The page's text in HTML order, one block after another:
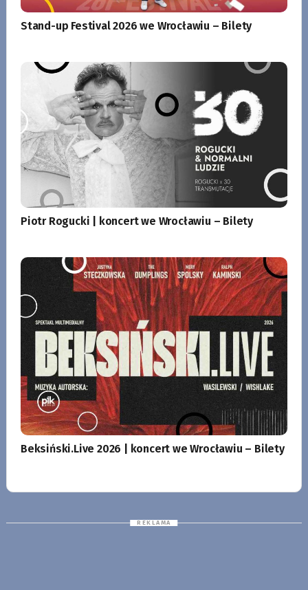
Stand-up Festival 2026 we Wrocławiu – Bilety
Piotr Rogucki | koncert we Wrocławiu – Bilety
Beksiński.Live 2026 | koncert we Wrocławiu – Bilety